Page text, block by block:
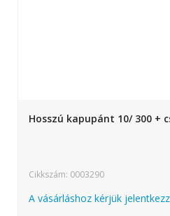
Hosszú kapupánt 10/ 300 +
Cikkszám: 0003290
A vásárláshoz kérjük